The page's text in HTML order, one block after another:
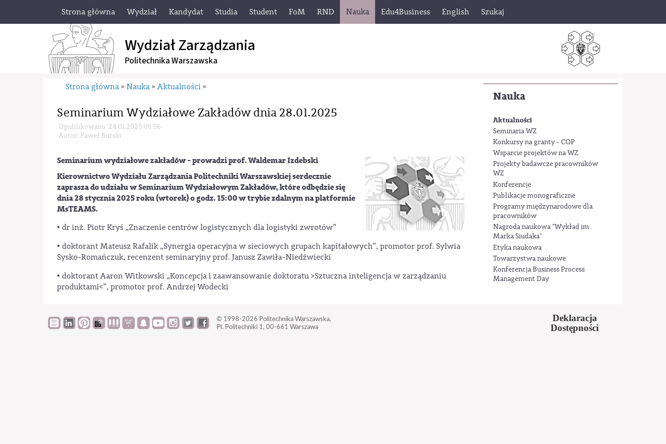
Strona główna Wydział Kandydat Studia Student FoM RND Nauka Edu4Business English Szukaj
Wydział Zarządzania
Politechnika Warszawska
Nauka
Aktualności
Seminaria WZ
Konkursy na granty - COP
Wsparcie projektów na WZ
Projekty badawcze pracowników
WZ
Konferencje
Publikacje monograficzne
Programy międzynarodowe dla
pracowników
Nagroda naukowa "Wykład im.
Marka Siudaka"
Etyka naukowa
Towarzystwa naukowe
Konferencja Business Process
Management Day
Strona główna » Nauka » Aktualności »
Seminarium Wydziałowe Zakładów dnia 28.01.2025
Opublikowano: 24.01.2025 06:56
Autor: Paweł Burski
Seminarium wydziałowe zakładów - prowadzi prof. Waldemar Izdebski
Kierownictwo Wydziału Zarządzania Politechniki Warszawskiej serdecznie
zaprasza do udziału w Seminarium Wydziałowym Zakładów, które odbędzie się
dnia 28 stycznia 2025 roku (wtorek) o godz. 15:00 w trybie zdalnym na platformie
MsTEAMS.
• dr inż. Piotr Kryś „Znaczenie centrów logistycznych dla logistyki zwrotów”
• doktorant Mateusz Rafalik „Synergia operacyjna w sieciowych grupach kapitałowych”, promotor prof. Sylwia
Sysko-Romańczuk, recenzent seminaryjny prof. Janusz Zawiła-Niedźwiecki
• doktorant Aaron Witkowski „Koncepcja i zaawansowanie doktoratu >Sztuczna inteligencja w zarządzaniu
produktami<”, promotor prof. Andrzej Wodecki
© 1998-2026 Politechnika Warszawska,
Pl. Politechniki 1, 00-661 Warszawa
Deklaracja
Dostępności